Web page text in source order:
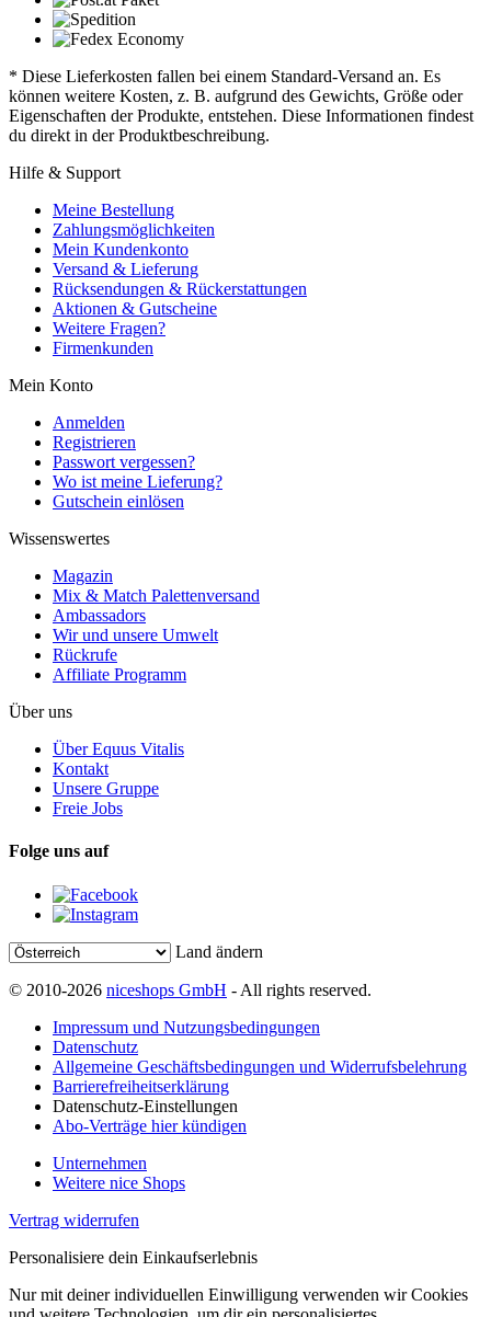
* Diese Lieferkosten fallen bei einem Standard-Versand an. Es
können weitere Kosten, z. B. aufgrund des Gewichts, Größe oder
Eigenschaften der Produkte, entstehen. Diese Informationen findest
du direkt in der Produktbeschreibung.
Hilfe & Support
Meine Bestellung
Zahlungsmöglichkeiten
Mein Kundenkonto
Versand & Lieferung
Rücksendungen & Rückerstattungen
Aktionen & Gutscheine
Weitere Fragen?
Firmenkunden
Mein Konto
Anmelden
Registrieren
Passwort vergessen?
Wo ist meine Lieferung?
Gutschein einlösen
Wissenswertes
Magazin
Mix & Match Palettenversand
Ambassadors
Wir und unsere Umwelt
Rückrufe
Affiliate Programm
Über uns
Über Equus Vitalis
Kontakt
Unsere Gruppe
Freie Jobs
Folge uns auf
Land ändern
© 2010-2026 niceshops GmbH - All rights reserved.
Impressum und Nutzungsbedingungen
Datenschutz
Allgemeine Geschäftsbedingungen und Widerrufsbelehrung
Barrierefreiheitserklärung
Datenschutz-Einstellungen
Abo-Verträge hier kündigen
Unternehmen
Weitere nice Shops
Vertrag widerrufen
Personalisiere dein Einkaufserlebnis
Nur mit deiner individuellen Einwilligung verwenden wir Cookies